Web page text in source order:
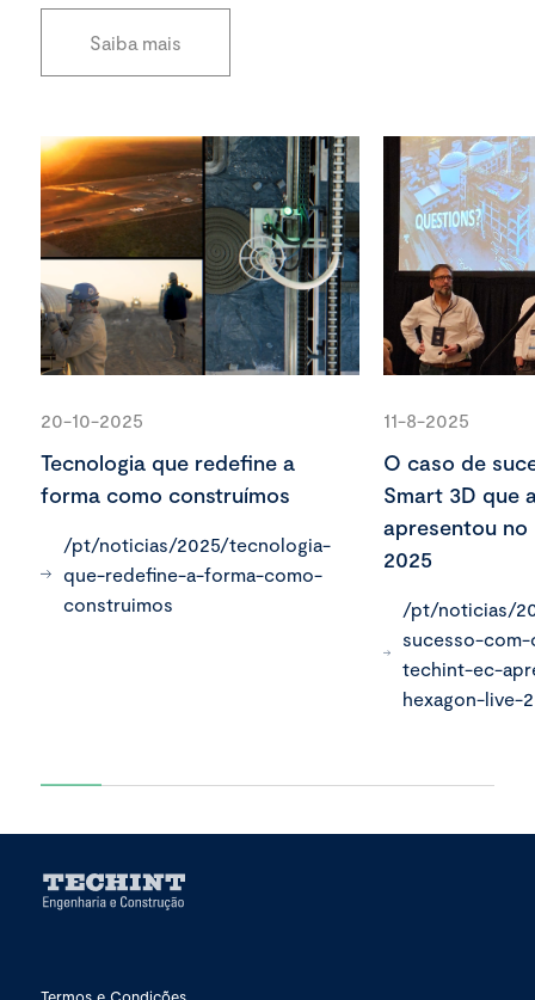
Saiba mais
20-10-2025
Tecnologia que redefine a
forma como construímos
/pt/noticias/2025/tecnologia-
que-redefine-a-forma-como-
construimos
11-8-2025
O caso de
Smart 3D que
apresentou no
2025
/pt/noticias/
sucesso-
techint-ec-
hexagon-live-